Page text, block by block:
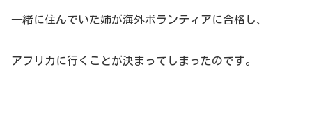
一緒に住んでいた姉が海外ボランティアに合格し、
アフリカに行くことが決まってしまったのです。